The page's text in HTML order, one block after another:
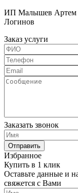
ИП Малышев Артем
Логинов
Заказ услуги
Заказать звонок
Отправить
Избранное
Купить в 1 клик
Оставьте данные и
свяжется с Вами